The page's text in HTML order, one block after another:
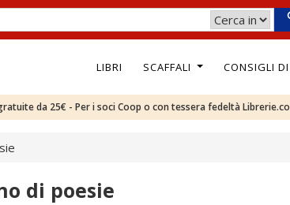
LIBRI SCAFFALI CONSIGLI
da 25€ - Per i soci Coop o con tessera fedeltà
di poesie